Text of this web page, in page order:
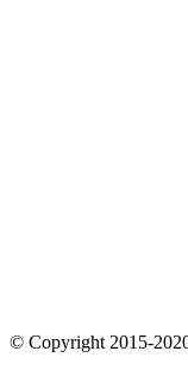
© Copyright 2015-